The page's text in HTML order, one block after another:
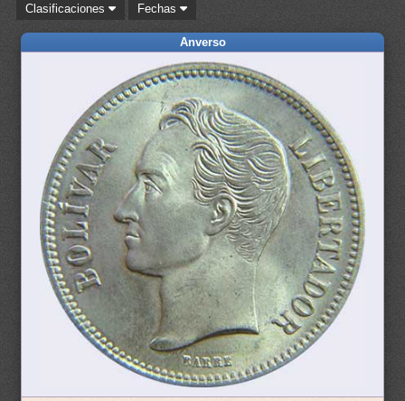
Clasificaciones
Fechas
Anverso